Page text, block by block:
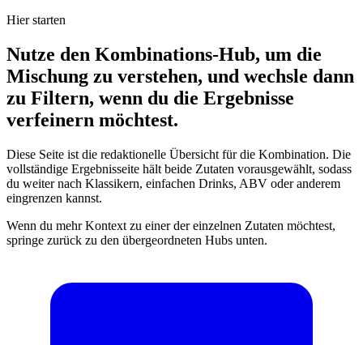
Hier starten
Nutze den Kombinations-Hub, um die
Mischung zu verstehen, und wechsle dann
zu Filtern, wenn du die Ergebnisse
verfeinern möchtest.
Diese Seite ist die redaktionelle Übersicht für die Kombination. Die
vollständige Ergebnisseite hält beide Zutaten vorausgewählt, sodass
du weiter nach Klassikern, einfachen Drinks, ABV oder anderem
eingrenzen kannst.
Wenn du mehr Kontext zu einer der einzelnen Zutaten möchtest,
springe zurück zu den übergeordneten Hubs unten.